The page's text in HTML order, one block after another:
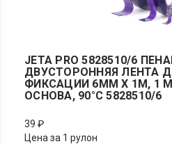
JETA PRO 5828510/6
ДВУСТОРОННЯЯ ЛЕНТА
ФИКСАЦИИ 6ММ X 1М, 1
ОСНОВА, 90°С 5828510/6
39 ₽
Цена за 1 рулон